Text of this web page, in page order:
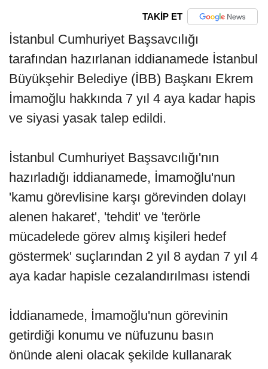
TAKİP ET
İstanbul Cumhuriyet Başsavcılığı
tarafından hazırlanan iddianamede İstanbul
Büyükşehir Belediye (İBB) Başkanı Ekrem
İmamoğlu hakkında 7 yıl 4 aya kadar hapis
ve siyasi yasak talep edildi.
İstanbul Cumhuriyet Başsavcılığı'nın
hazırladığı iddianamede, İmamoğlu'nun
'kamu görevlisine karşı görevinden dolayı
alenen hakaret', 'tehdit' ve 'terörle
mücadelede görev almış kişileri hedef
göstermek' suçlarından 2 yıl 8 aydan 7 yıl 4
aya kadar hapisle cezalandırılması istendi
İddianamede, İmamoğlu'nun görevinin
getirdiği konumu ve nüfuzunu basın
önünde aleni olacak şekilde kullanarak